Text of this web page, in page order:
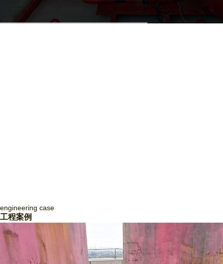
四川致盛消防工程有限公司
四川致盛消防工程有限公司，成立于2017年3月，2018年1月經(jīng)四
川省住房和城鄉(xiāng)建設(shè)廳批準，獲得消防設(shè)施工程專業
(yè)承包貳級資質(zhì)和防水防腐保溫工程專業(yè)承包貳級資質(zhì)，
并于2018年3月取得《 生產(chǎn)許可證》，隨后取得了質(zhì)量管理
體系證書ISO9001和信用等級3A證書。四川致盛消防工程有限公司是一
engineering case
工程案例